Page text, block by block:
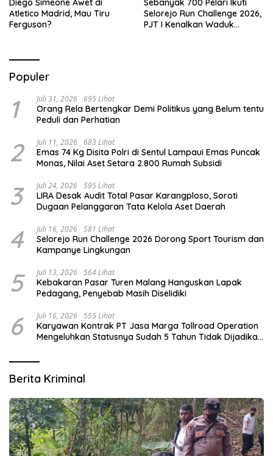
Diego Simeone Awet di
Atletico Madrid, Mau Tiru
Ferguson?
Sebanyak 700 Pelari Ikuti
Selorejo Run Challenge 2026,
PJT I Kenalkan Waduk
Populer
1 Juli 31, 2026 695 Lihat
Orang Rela Bertengkar Demi Politikus yang Belum tentu
Peduli dan Perhatian
2 Juli 11, 2026 683 Lihat
Emas 74 Kg Disita Polri di Sentul Lampaui Emas Puncak
Monas, Nilai Aset Setara 2.800 Rumah Subsidi
3 Juli 24, 2026 595 Lihat
LIRA Desak Audit Total Pasar Karangploso, Soroti
Dugaan Pelanggaran Tata Kelola Aset Daerah
4 Juli 16, 2026 581 Lihat
Selorejo Run Challenge 2026 Dorong Sport Tourism dan
Kampanye Lingkungan
5 Juli 13, 2026 564 Lihat
Kebakaran Pasar Turen Malang Hanguskan Lapak
Pedagang, Penyebab Masih Diselidiki
6 Juli 16, 2026 555 Lihat
Karyawan Kontrak PT Jasa Marga Tollroad Operation
Mengeluhkan Statusnya Sudah 5 Tahun Tidak Dijadikan
Berita Kriminal